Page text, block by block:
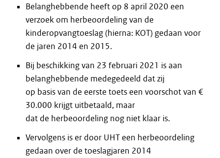
Belanghebbende heeft op 8 april 2020 een
verzoek om herbeoordeling van de
kinderopvangtoeslag (hierna: KOT) gedaan voor
de jaren 2014 en 2015.
Bij beschikking van 23 februari 2021 is aan
belanghebbende medegedeeld dat zij
op basis van de eerste toets een voorschot van €
30.000 krijgt uitbetaald, maar
dat de herbeoordeling nog niet klaar is.
Vervolgens is er door UHT een herbeoordeling
gedaan over de toeslagjaren 2014